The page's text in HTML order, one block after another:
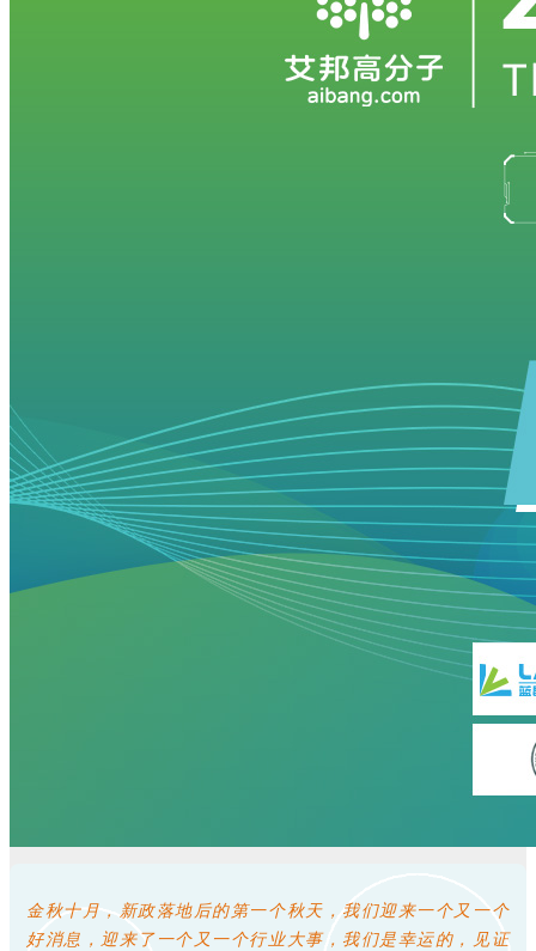
金秋十月，新政落地后的第一个秋天，我们迎来一个又一个
好消息，迎来了一个又一个行业大事，我们是幸运的，见证